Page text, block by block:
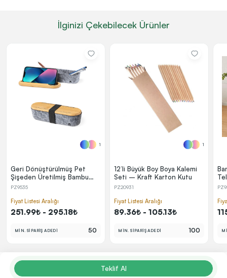
İlginizi Çekebilecek Ürünler
1
Geri Dönüştürülmüş Pet
Şişeden Üretilmiş Bambu
Kapaklı Kalemlik ve Telefon
PZ9535
Fiyat Listesi Aralığı
251.99₺ - 295.18₺
MİN. SİPARİŞ ADEDİ 50
1
12’li Büyük Boy Boya Kalemi
Seti – Kraft Karton Kutu
PZ20931
Fiyat Listesi Aralığı
89.36₺ - 105.13₺
MİN. SİPARİŞ ADEDİ 100
Teklif Al